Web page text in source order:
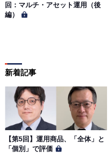
回：マルチ・アセット運用（後
編）
新着記事
【第5回】運用商品、「全体」と
「個別」で評価